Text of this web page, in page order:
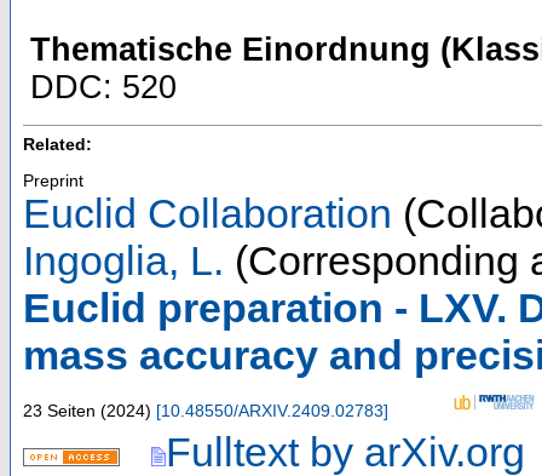
Thematische Einordnung
DDC: 520
Related:
Preprint
Euclid Collaboration
Ingoglia, L. (Corresponding
Euclid preparation - LXV.
mass accuracy and
23 Seiten (2024) [10.48550/ARXIV.2409.02783]
Fulltext by arXiv.org